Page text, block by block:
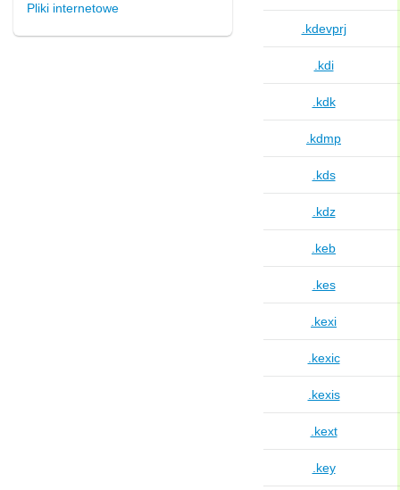
Pliki internetowe
.kdevprj
.kdi
.kdk
.kdmp
.kds
.kdz
.keb
.kes
.kexi
.kexic
.kexis
.kext
.key